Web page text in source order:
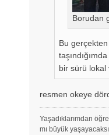
Borudan
Bu
bir sürü lokal
resmen okeye
Yaşadıklarımdan
mı büyük